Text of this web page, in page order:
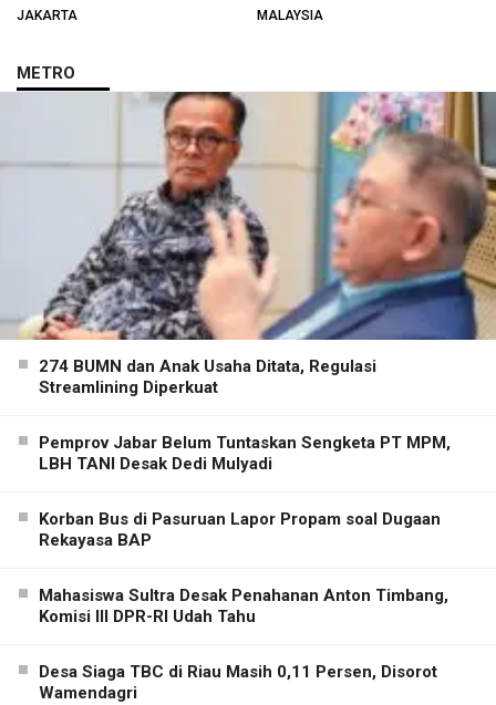
JAKARTA MALAYSIA
METRO
274 BUMN dan Anak Usaha Ditata, Regulasi
Streamlining Diperkuat
Pemprov Jabar Belum Tuntaskan Sengketa PT MPM,
LBH TANI Desak Dedi Mulyadi
Korban Bus di Pasuruan Lapor Propam soal Dugaan
Rekayasa BAP
Mahasiswa Sultra Desak Penahanan Anton Timbang,
Komisi III DPR-RI Udah Tahu
Desa Siaga TBC di Riau Masih 0,11 Persen, Disorot
Wamendagri